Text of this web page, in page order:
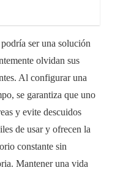
ser una solución
olvidan sus
Al configurar una
se garantiza que uno
y evite descuidos
de usar y ofrecen la
constante sin
Mantener una vida